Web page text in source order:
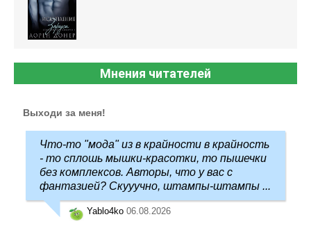
Мнения читателей
Выходи за меня!
Что-то "мода" из в крайности в крайность
- то сплошь мышки-красотки, то пышечки
без комплексов. Авторы, что у вас с
фантазией? Скууучно, штампы-штампы ...
Yablo4ko 06.08.2026